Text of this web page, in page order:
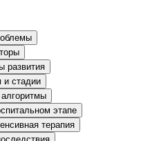
развития
и стадии
алгоритмы
этапе
терапия